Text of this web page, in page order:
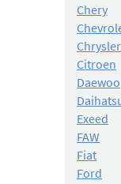
Chery
Citroen
Daewoo
Exeed
FAW
Fiat
Ford